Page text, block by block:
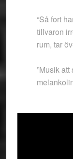
“Så fort
tillvaron
rum, tar
”Musik